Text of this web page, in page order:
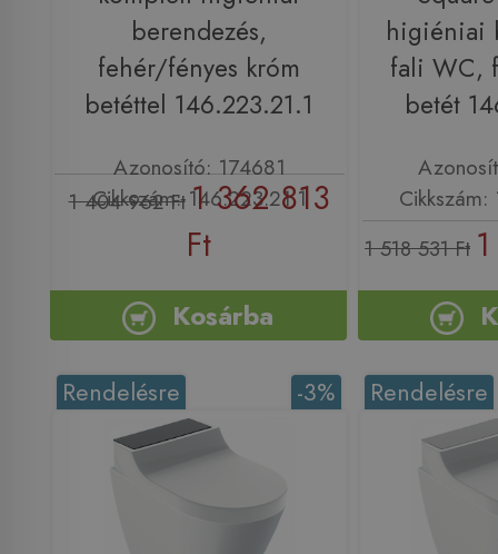
berendezés,
fehér/fényes króm
betéttel 146.223.21.1
Azonosító: 174681
Cikkszám: 146.223.21.1
1 404 962 Ft1 362 813
Ft
Kosárba
higiéniai
fali WC,
betét
1 518 531 Ft
-3%
Rendelésre Rendelésre